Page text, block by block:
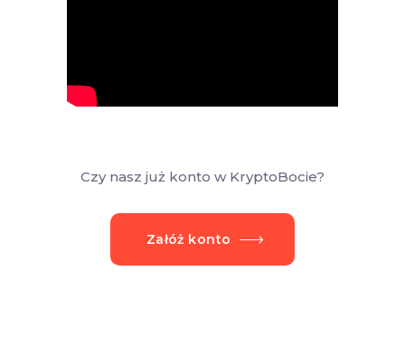
Czy nasz już konto w KryptoBocie?
Załóż konto